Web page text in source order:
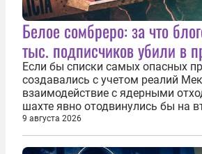
Белое сомбреро: за что
тыс. подписчиков убили в
Если бы списки самых опасных
создавались с учетом реалий
взаимодействие с ядерными
шахте явно отодвинулись бы на
третий план. А вот блогерам,
музыкантам пришлось бы выйти
Кульякане, столице штата
9 августа 2026